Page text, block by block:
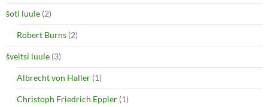
šoti luule (2)
Robert Burns (2)
šveitsi luule (3)
Albrecht von Haller (1)
Christoph Friedrich Eppler (1)